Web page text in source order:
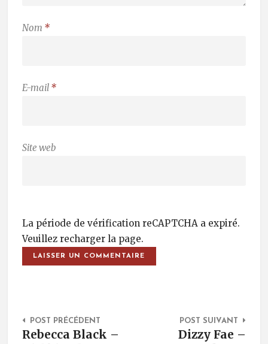
Nom *
E-mail *
Site web
La période de vérification reCAPTCHA a expiré.
Veuillez recharger la page.
Post Navigation
POST PRÉCÉDENT
Rebecca Black –
POST SUIVANT
Dizzy Fae –